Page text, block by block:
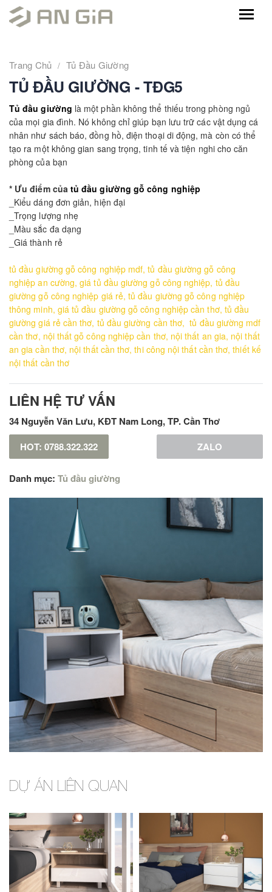
Trang Chủ Tủ Đầu Giường
TỦ ĐẦU GIƯỜNG - TĐG5
Tủ đầu giường là một phần không thể thiếu trong phòng ngủ
của mọi gia đình. Nó không chỉ giúp bạn lưu trữ các vật dụng cá
nhân như sách báo, đồng hồ, điện thoại di động, mà còn có thể
tạo ra một không gian sang trọng, tinh tế và tiện nghi cho căn
phòng của bạn
* Ưu điểm của tủ đầu giường gỗ công nghiệp
_Kiểu dáng đơn giản, hiện đại
_Trọng lượng nhẹ
_Màu sắc đa dạng
_Giá thành rẻ
tủ đầu giường gỗ công nghiệp mdf,tủ đầu giường gỗ công
nghiệp an cường,giá tủ đầu giường gỗ công nghiệp, tủ đầu
giường gỗ công nghiệp giá rẻ,tủ đầu giường gỗ công nghiệp
thông minh, giá tủ đầu giường gỗ công nghiệp cần thơ, tủ đầu
giường giá rẻ cần thơ, tủ đầu giường cần thơ,tủ đầu giường mdf
cần thơ, nội thất gỗ công nghiệp cần thơ, nội thất an gia, nội thất
an gia cần thơ, nội thất cần thơ,thi công nội thất cần thơ,thiết kế
nội thất cần thơ
LIÊN HỆ TƯ VẤN
34 Nguyễn Văn Lưu, KĐT Nam Long, TP. Cần Thơ
HOT: 0788.322.322
ZALO
Danh mục: Tủ đầu giường
DỰ ÁN LIÊN QUAN